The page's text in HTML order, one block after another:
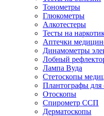
Тонометры
Глюкометры
Алкотестеры
Тесты на
Аптечки
Динамометры
Лобный
Лампа Вуда
Стетоскопы
Плантографы для
Отоскопы
Спирометр ССП
Дерматоскопы